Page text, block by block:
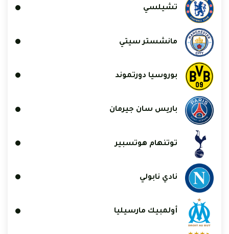
تشيلسي
مانشستر سيتي
بوروسيا دورتموند
باريس سان جيرمان
توتنهام هوتسبير
نادي نابولي
أولمبيك مارسيليا